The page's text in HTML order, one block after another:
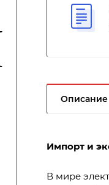
Описание
Импорт и
В мире